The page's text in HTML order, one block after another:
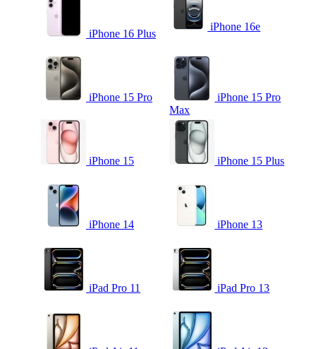
iPhone 16 Plus
iPhone 16e
iPhone 15 Pro
iPhone 15 Pro
Max
iPhone 15 iPhone 15 Plus
iPhone 14 iPhone 13
iPad Pro 11 iPad Pro 13